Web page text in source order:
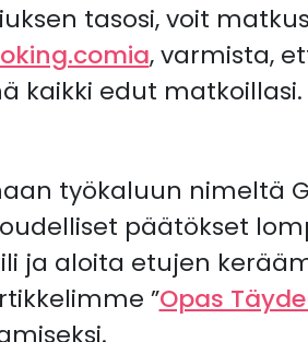
tasosi, voit
, varmista,
kaikki edut
työkaluun nimeltä
päätökset
ja aloita etujen
”Opas